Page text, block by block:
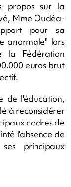
propos sur la
Mme Oudéa-
pour sa
anormale" lors
la Fédération
euros brut
de l'éducation,
à reconsidérer
cadres de
l'absence de
principaux